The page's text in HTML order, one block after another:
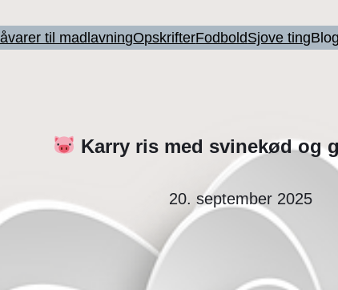
til madlavningOpskrifterFodboldSjove tingBlog
Karry ris med svinekød og
20. september 2025